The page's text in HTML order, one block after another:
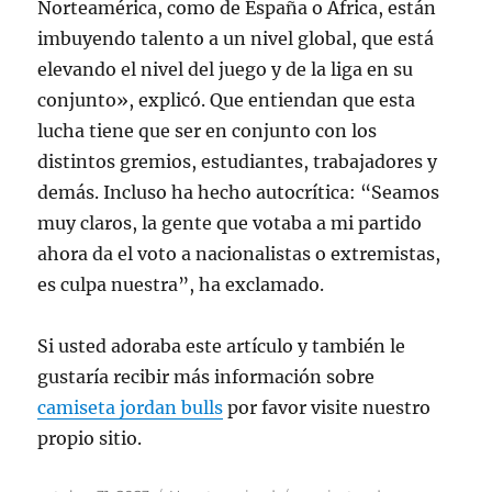
Norteamérica, como de España o África, están
imbuyendo talento a un nivel global, que está
elevando el nivel del juego y de la liga en su
conjunto», explicó. Que entiendan que esta
lucha tiene que ser en conjunto con los
distintos gremios, estudiantes, trabajadores y
demás. Incluso ha hecho autocrítica: “Seamos
muy claros, la gente que votaba a mi partido
ahora da el voto a nacionalistas o extremistas,
es culpa nuestra”, ha exclamado.
Si usted adoraba este artículo y también le
gustaría recibir más información sobre
camiseta jordan bulls por favor visite nuestro
propio sitio.